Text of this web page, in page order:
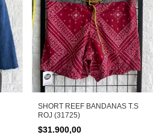
SHORT REEF BANDANAS T.S
ROJ (31725)
$31.900,00